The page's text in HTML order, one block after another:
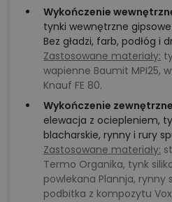
Wykończenie
tynki wewnętrzne
Bez gładzi, farb, podłóg i
Zastosowane materiały:
wapienne Baumit MPI25,
Knauf FE 80.
Wykończenie zewnętrzne
elewacja z ociepleniem,
blacharskie, rynny i rury
Zastosowane materiały:
Termo Organika, tynk
powlekana Plannja, rynny
podbitka z kompozytu